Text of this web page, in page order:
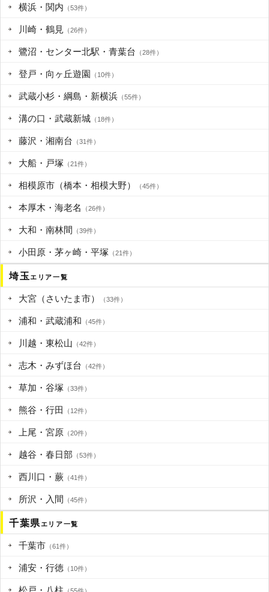
横浜・関内 （53件）
川崎・鶴見 （26件）
鷺沼・センター北駅・青葉台 （28件）
登戸・向ヶ丘遊園 （10件）
武蔵小杉・綱島・新横浜 （55件）
溝の口・武蔵新城 （18件）
藤沢・湘南台 （31件）
大船・戸塚 （21件）
相模原市（橋本・相模大野） （45件）
本厚木・海老名 （26件）
大和・南林間 （39件）
小田原・茅ヶ崎・平塚 （21件）
埼玉エリア一覧
大宮（さいたま市） （33件）
浦和・武蔵浦和 （45件）
川越・東松山 （42件）
志木・みずほ台 （42件）
草加・谷塚 （33件）
熊谷・行田 （12件）
上尾・宮原 （20件）
越谷・春日部 （53件）
西川口・蕨 （41件）
所沢・入間 （45件）
千葉県エリア一覧
千葉市 （61件）
浦安・行徳 （10件）